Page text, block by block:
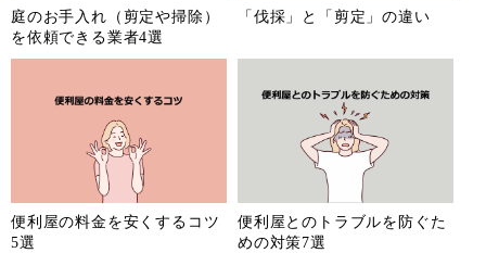
庭のお手入れ（剪定や掃除）
を依頼できる業者4選
「伐採」と「剪定」の違い
便利屋の料金を安くするコツ
5選
便利屋とのトラブルを防ぐた
めの対策7選